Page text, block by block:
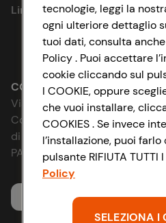
Cookie Policy
Impostazioni Cookie
Accessibilità
D&I e Parità di Genere
Strategia Fiscale
Link utili
Lavora con noi
Le cooperative
News & Approfondimenti
Richiami prodotto
Whistleblowing
CONAD SOCIETÀ
Via Michelino, 59 | 40127
Codice Fiscale e Registro
di Bologna 00865960157
PARTITA IVA 03320960374
Servizio
tecnologie, leggi la
ogni ulteriore dettaglio
tuoi dati, consulta
Policy . Puoi accettare
cookie cliccando sul
I COOKIE, oppure
che vuoi installare,
COOKIES . Se invece
l’installazione, puoi
pulsante RIFIUTA TUTTI
Policy
SELEZIONA I